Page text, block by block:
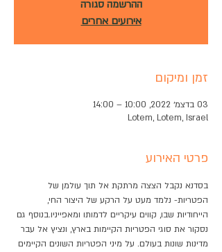
ההרשמה סגורה
אירועים אחרים
זמן ומיקום
03 בדצמ׳ 2022, 10:00 – 14:00
Lotem, Lotem, Israel
פרטי האירוע
בסדנא נקבל הצצה מרתקת אל תוך עולמן של
הפטריות- נלמד מעט על הרקע של היצור החי,
הייחודיות שבו, קווים עיקריים לדמותו ומאפייניו.בנוסף גם
נסקור את סוגי הפטריות הקיימות בארץ, ונציץ אל עבר
מדינות שונות בעולם. על מיני הפטריות השונים הקיימים